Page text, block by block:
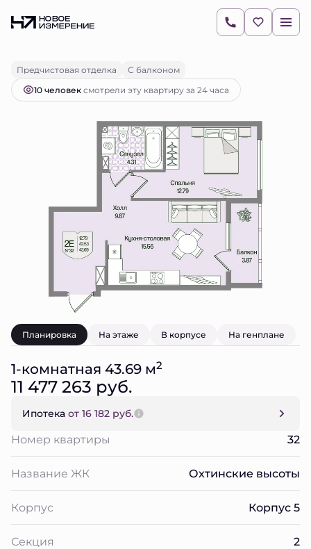
1-комнатная 11 477 263 руб.
Ипотекаот 16 182 руб.
Предчистовая отделка
С балконом
10 человексмотрели эту квартиру за 24 часа
Планировка На этаже В корпусе На генплане
1-комнатная 43.69 м2
11 477 263 руб.
Ипотека от 16 182 руб.
Номер квартиры 32
Название ЖК Охтинские высоты
Корпус Корпус 5
Секция 2